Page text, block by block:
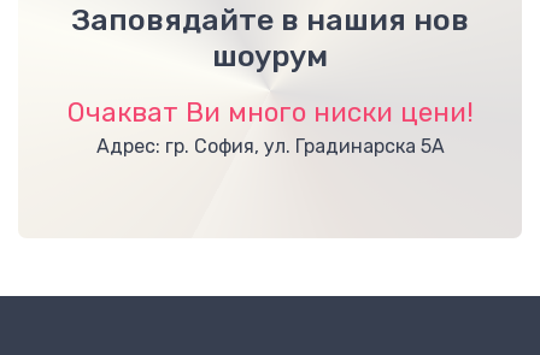
Заповядайте в нашия нов
шоурум
Очакват Ви много ниски цени!
Адрес: гр. София, ул. Градинарска 5А